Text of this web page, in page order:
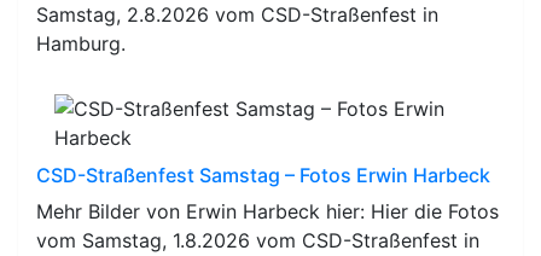
Samstag, 2.8.2026 vom CSD-Straßenfest in
Hamburg.
CSD-Straßenfest Samstag – Fotos Erwin Harbeck
Mehr Bilder von Erwin Harbeck hier: Hier die Fotos
vom Samstag, 1.8.2026 vom CSD-Straßenfest in